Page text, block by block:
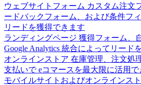
ウェブサイトフォーム カスタム注文
ードバックフォーム、および条件フ
リードを獲得できます
ランディングページ 獲得フォーム、
Google Analytics 統合によってリード
オンラインストア 在庫管理、注文処
支払いで eコマースを最大限に活用で
モバイルサイトおよびオンラインス